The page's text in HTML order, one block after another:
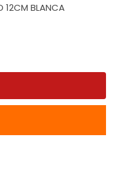
12CM BLANCA